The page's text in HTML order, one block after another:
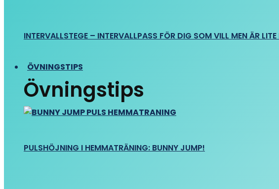
INTERVALLSTEGE – INTERVALLPASS FÖR DIG SOM VILL MEN ÄR LITE
ÖVNINGSTIPS
Övningstips
PULSHÖJNING I HEMMATRÄNING: BUNNY JUMP!